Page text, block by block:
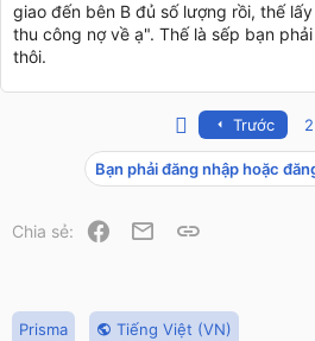
giao đến bên B đủ số lượng rồi, thế
thu công nợ về ạ". Thế là sếp bạn
thôi.
First Trước
Bạn phải đăng nhập hoặc
Chia sẻ: Facebook
Email
Prisma
Tiếng Việt (VN)